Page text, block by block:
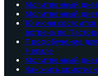
Молитвенный
Молитвенный
10 июня
встреча по
Профобучение
Непале
Молитвенный
Как жить